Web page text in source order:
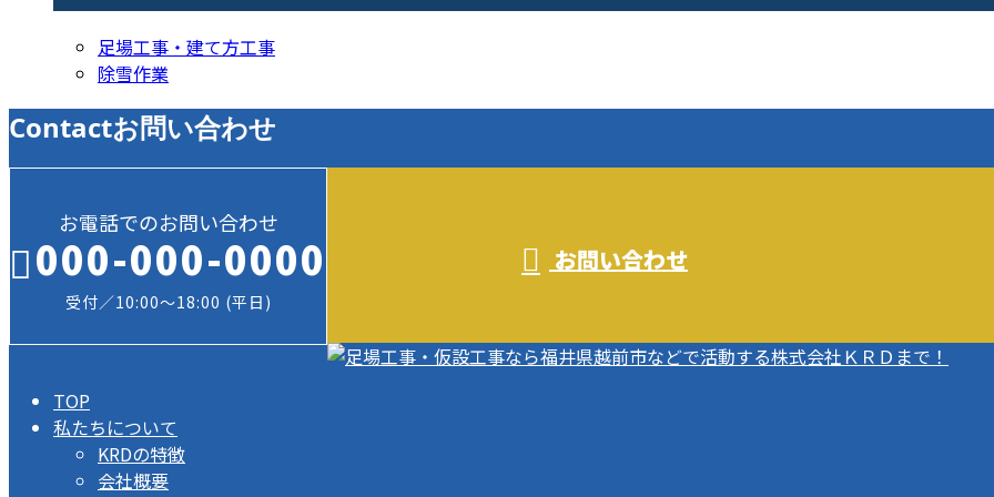
足場工事・建て方工事
除雪作業
Contactお問い合わせ
お電話でのお問い合わせ
000-000-0000
受付／10:00～18:00 (平日)
お問い合わせ
TOP
私たちについて
KRDの特徴
会社概要